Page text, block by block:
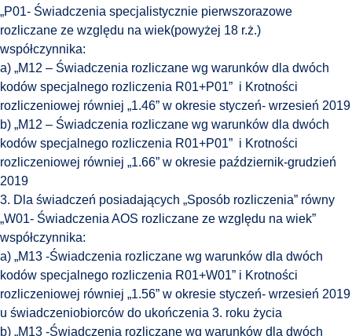
„P01- Świadczenia specjalistycznie pierwszorazowe
rozliczane ze względu na wiek(powyżej 18 r.ż.)
współczynnika:
a) „M12 – Świadczenia rozliczane wg warunków dla dwóch
kodów specjalnego rozliczenia R01+P01” i Krotności
rozliczeniowej równiej „1.46” w okresie styczeń- wrzesień 2019
b) „M12 – Świadczenia rozliczane wg warunków dla dwóch
kodów specjalnego rozliczenia R01+P01” i Krotności
rozliczeniowej równiej „1.66” w okresie październik-grudzień
2019
3. Dla świadczeń posiadających „Sposób rozliczenia” równy
„W01- Świadczenia AOS rozliczane ze względu na wiek”
współczynnika:
a) „M13 -Świadczenia rozliczane wg warunków dla dwóch
kodów specjalnego rozliczenia R01+W01” i Krotności
rozliczeniowej równiej „1.56” w okresie styczeń- wrzesień 2019
u świadczeniobiorców do ukończenia 3. roku życia
b) „M13 -Świadczenia rozliczane wg warunków dla dwóch